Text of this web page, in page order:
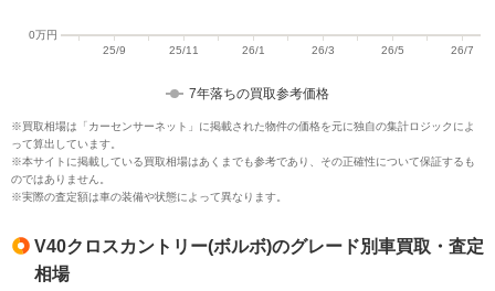
7年落ちの買取参考価格
※買取相場は「カーセンサーネット」に掲載された物件の価格を元に独自の集計ロジックによ
って算出しています。
※本サイトに掲載している買取相場はあくまでも参考であり、その正確性について保証するも
のではありません。
※実際の査定額は車の装備や状態によって異なります。
V40クロスカントリー(ボルボ)のグレード別車買取・査定
相場